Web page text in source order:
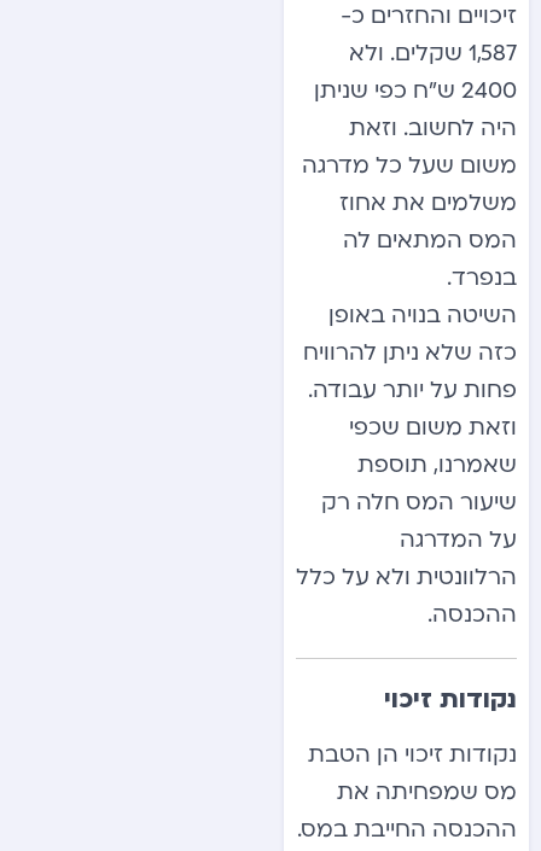
זיכויים והחזרים כ-
1,587 שקלים. ולא
2400 ש”ח כפי שניתן
היה לחשוב. וזאת
משום שעל כל מדרגה
משלמים את אחוז
המס המתאים לה
בנפרד.
השיטה בנויה באופן
כזה שלא ניתן להרוויח
פחות על יותר עבודה.
וזאת משום שכפי
שאמרנו, תוספת
שיעור המס חלה רק
על המדרגה
הרלוונטית ולא על כלל
ההכנסה.
נקודות זיכוי
נקודות זיכוי הן הטבת
מס שמפחיתה את
ההכנסה החייבת במס.